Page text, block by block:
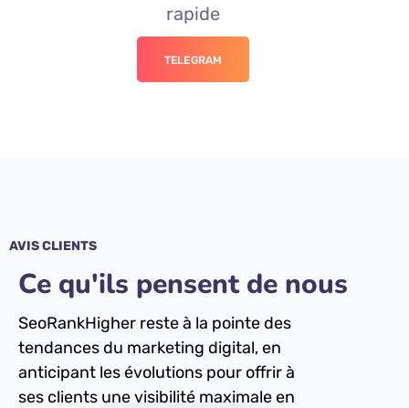
rapide
TELEGRAM
AVIS CLIENTS
Ce qu'ils pensent de nous
SeoRankHigher reste à la pointe des
tendances du marketing digital, en
anticipant les évolutions pour offrir à
ses clients une visibilité maximale en